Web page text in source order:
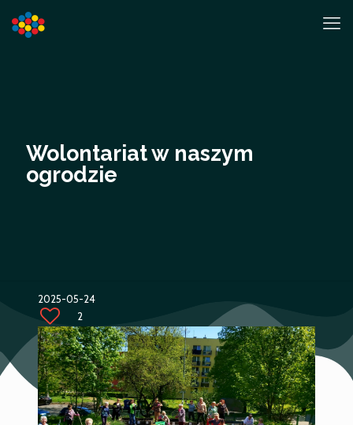
Wolontariat w naszym
ogrodzie
2025-05-24
2